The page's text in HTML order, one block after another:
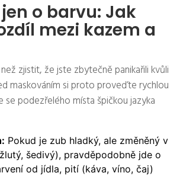
o barvu: Jak
mezi kazem a
zjistit, že jste zbytečně panikařili kvůli
maskováním si proto proveďte rychlou
podezřelého místa špičkou jazyka
Pokud je zub hladký, ale změněný v
šedivý), pravděpodobně jde o
od jídla, pití (káva, víno, čaj)